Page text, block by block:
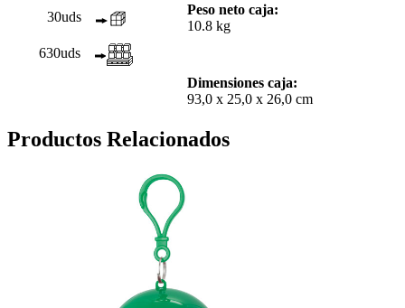
30uds
Peso neto caja:
10.8 kg
630uds
Dimensiones caja:
93,0 x 25,0 x 26,0 cm
Productos Relacionados